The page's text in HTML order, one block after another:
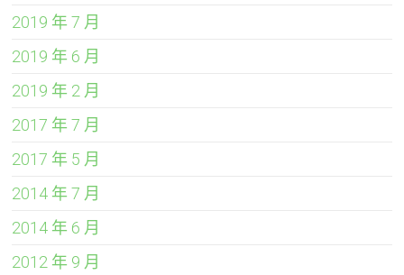
2019 年 7 月
2019 年 6 月
2019 年 2 月
2017 年 7 月
2017 年 5 月
2014 年 7 月
2014 年 6 月
2012 年 9 月